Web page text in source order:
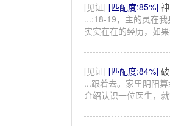
[见证] [匹配度:85%]
...:18-19，主的灵在
实实在在的经历，如
[见证] [匹配度:84%]
...跟着去。家里阴阳
介绍认识一位医生，